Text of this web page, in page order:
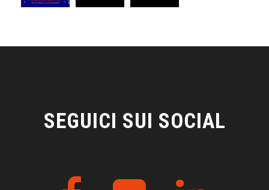
SEGUICI SUI SOCIAL